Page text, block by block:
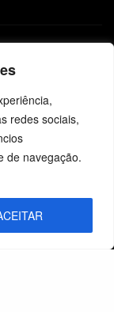
redes sociais,
de navegação.